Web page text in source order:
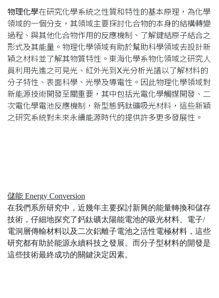
物理化學在研究化學系統之性質和特性的基本原理，為化學
領域的一個分支，其領域主要探討化合物的本身的結構轉變
過程、與其他化合物作用的反應機制、了解鍵結原子結合之
形式及其能量。物理化學領域有助於幫助科學領域去設計新
穎之材料並了解其物質特性。東海化學系物化領域之研究人
員利用先進之可見光、紅外光到 X光分析光譜以了解材料的
分子特性、表面科學、光學及導電性。因此物理化學領域對
新能源技術開發至關重要，其中包括光電化學觸媒開發、二
次電化學電池反應機制，新型態鈣鈦礦吸光材料，這些新穎
之研究系統對未來永續能源時代的提供許多更多發展性。
儲能 Energy Conversion
在我們系所研究中，近幾年主要探討新興的能量轉換和儲存
技術，仔細地探究了鈣鈦礦太陽能電池的吸光材料、電子/
電洞層傳輸材料以及二次鋁離子電池之活性電極材料，這些
研究都有助於能源永續科技之發展。而分子型材料的開發是
這些技術最終成功的關鍵決定因素。